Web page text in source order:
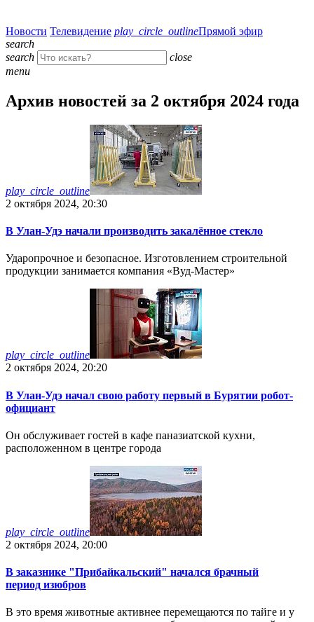
Новости Телевидение play_circle_outlineПрямой эфир
search
search
close
menu
Архив новостей за 2 октября 2024 года
play_circle_outline
2 октября 2024, 20:30
В Улан-Удэ начали производить закалённое стекло
Ударопрочное и безопасное. Изготовлением строительной
продукции занимается компания «Вуд-Мастер»
play_circle_outline
2 октября 2024, 20:20
В Улан-Удэ начал свою работу первый в Бурятии робот-
официант
Он обслуживает гостей в кафе паназиатской кухни,
расположенном в центре города
play_circle_outline
2 октября 2024, 20:00
В заказнике "Прибайкальский" начался брачный
период изюбров
В это время животные активнее перемещаются по тайге и у